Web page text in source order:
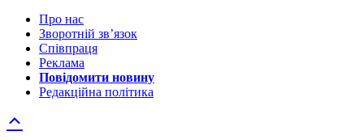
Про нас
Зворотній зв’язок
Співпраця
Реклама
Повідомити новину
Редакційна політика